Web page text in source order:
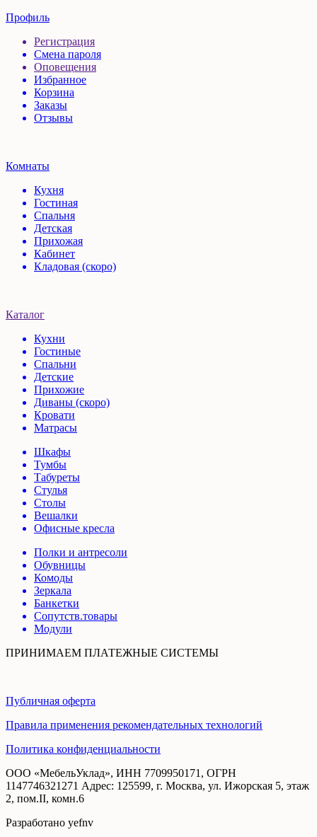
Профиль
Регистрация
Смена пароля
Оповещения
Избранное
Корзина
Заказы
Отзывы
Комнаты
Кухня
Гостиная
Спальня
Детская
Прихожая
Кабинет
Кладовая (скоро)
Каталог
Кухни
Гостиные
Спальни
Детские
Прихожие
Диваны (скоро)
Кровати
Матрасы
Шкафы
Тумбы
Табуреты
Стулья
Столы
Вешалки
Офисные кресла
Полки и антресоли
Обувницы
Комоды
Зеркала
Банкетки
Сопутств.товары
Модули
ПРИНИМАЕМ ПЛАТЕЖНЫЕ СИСТЕМЫ
Публичная оферта
Правила применения рекомендательных технологий
Политика конфиденциальности
ООО «МебельУклад», ИНН 7709950171, ОГРН
1147746321271 Адрес: 125599, г. Москва, ул. Ижорская 5, этаж
2, пом.II, комн.6
Разработано yefnv